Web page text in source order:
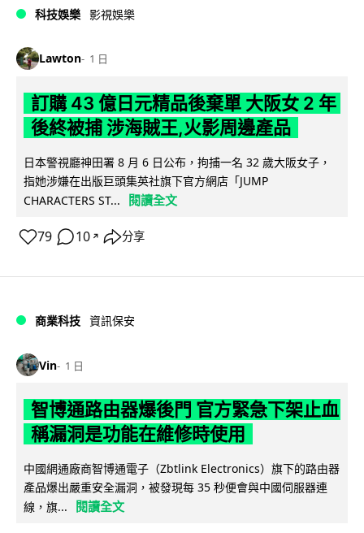
科技娛樂 影視娛樂
Lawton 1 日
訂購 43 億日元精品後棄單 大阪女 2 年
後終被捕 涉海賊王,火影周邊產品
日本警視廳神田署 8 月 6 日公布，拘捕一名 32 歲大阪女子，
指她涉嫌在出版巨頭集英社旗下官方網店「JUMP
CHARACTERS ST...
閱讀全文
79 10 ↗ 分享
商業科技 資訊保安
Vin 1 日
智博通路由器爆後門 官方緊急下架止血
稱漏洞是功能在維修時使用
中國網通廠商智博通電子（Zbtlink Electronics）旗下的路由器
產品爆出嚴重安全漏洞，被發現每 35 秒便會與中國伺服器連
線，旗...
閱讀全文